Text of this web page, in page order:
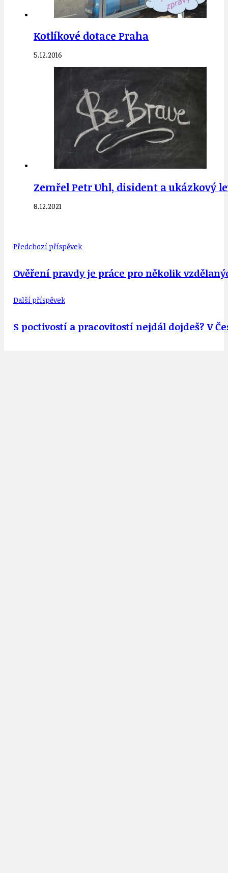
Kotlíkové dotace Praha
5.12.2016
Zemřel Petr Uhl, disident a ukázkový
8.12.2021
Předchozí příspěvek
Ověření pravdy je práce pro několik
Další příspěvek
S poctivostí a pracovitostí nejdál dojdeš? V